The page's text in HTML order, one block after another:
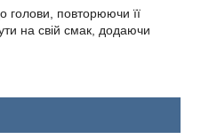
голови, повторюючи її
на свій смак, додаючи